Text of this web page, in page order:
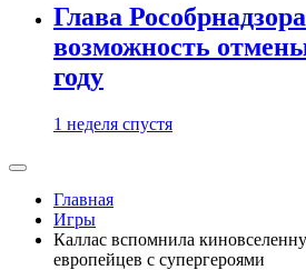
Глава
возможность
году
1 неделя спустя
Главная
Игры
Каллас вспомнила
европейцев с супергероями